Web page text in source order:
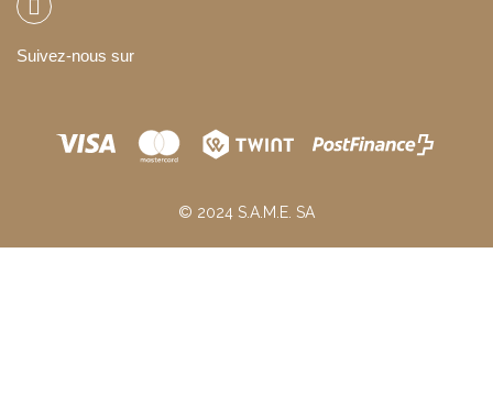
Suivez-nous sur
© 2024 S.A.M.E. SA